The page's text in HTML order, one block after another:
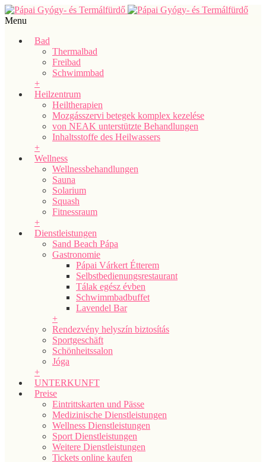
Menu
Bad
Thermalbad
Freibad
Schwimmbad
+
Heilzentrum
Heiltherapien
Mozgásszervi betegek komplex kezelése
von NEAK unterstützte Behandlungen
Inhaltsstoffe des Heilwassers
+
Wellness
Wellnessbehandlungen
Sauna
Solarium
Squash
Fitnessraum
+
Dienstleistungen
Sand Beach Pápa
Gastronomie
Pápai Várkert Étterem
Selbstbedienungsrestaurant
Tálak egész évben
Schwimmbadbuffet
Lavendel Bar
+
Rendezvény helyszín biztosítás
Sportgeschäft
Schönheitssalon
Jóga
+
UNTERKUNFT
Preise
Eintrittskarten und Pässe
Medizinische Dienstleistungen
Wellness Dienstleistungen
Sport Dienstleistungen
Weitere Dienstleistungen
Tickets online kaufen